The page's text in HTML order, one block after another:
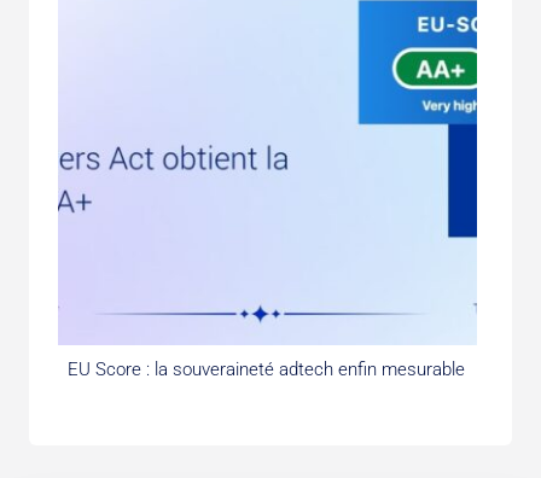
EU Score : la souveraineté adtech enfin mesurable